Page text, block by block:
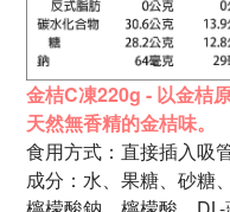
金桔C凍220g - 以金桔
天然無香精的金桔味。
食用方式：直接插入吸
成分：水、果糖、砂糖